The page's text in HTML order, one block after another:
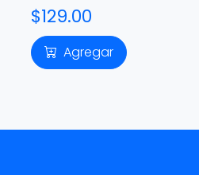
$129.00
Agregar